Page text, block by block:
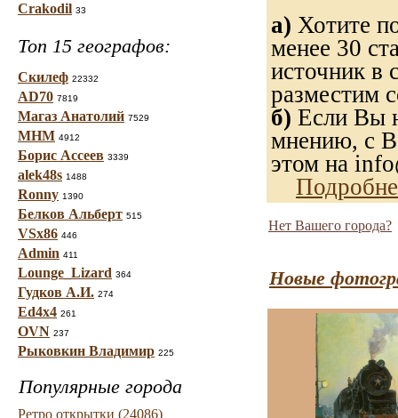
Crakodil 33
Топ 15 географов:
Скилеф 22332
AD70 7819
Магаз Анатолий 7529
МНМ 4912
Борис Ассеев 3339
alek48s 1488
Ronny 1390
Белков Альберт 515
VSx86 446
Admin 411
Lounge_Lizard 364
Гудков А.И. 274
Ed4x4 261
OVN 237
Рыковкин Владимир 225
Популярные города
Ретро открытки (24086)
а) Хотите
менее 30
источник в
разместим
б) Если Вы
мнению, с
этом на
Нет Вашего города?
Новые